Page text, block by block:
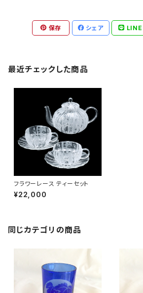
保存 シェア LINE
最近チェックした商品
フラワーレース ティーセット
¥22,000
同じカテゴリの商品